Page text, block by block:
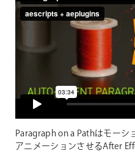
Paragraph on a Pathはモー
アニメーションさせるAfter